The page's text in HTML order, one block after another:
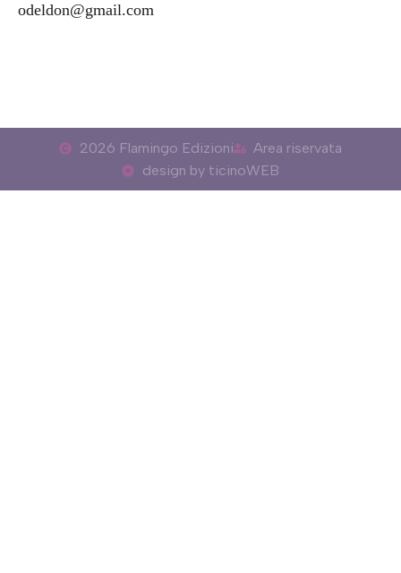
odeldon@gmail.com
2026 Flamingo Edizioni
Area riservata
design by ticinoWEB